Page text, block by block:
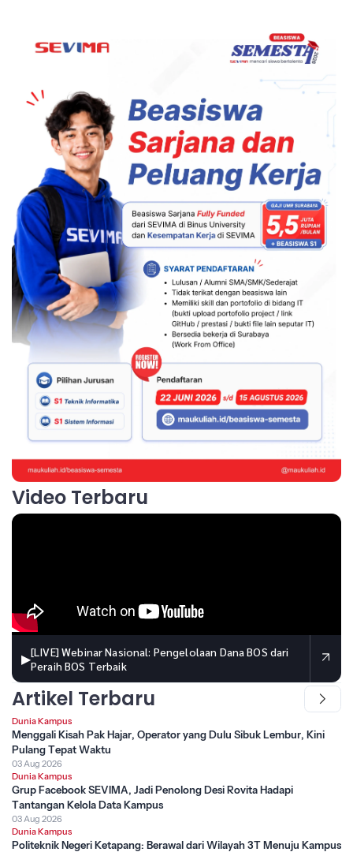
Video Terbaru
▶[LIVE] Webinar Nasional: Pengelolaan Dana BOS dari
Peraih BOS Terbaik
Artikel Terbaru
Dunia Kampus
Menggali Kisah Pak Hajar, Operator yang Dulu Sibuk Lembur, Kini
Pulang Tepat Waktu
03 Aug 2026
Dunia Kampus
Grup Facebook SEVIMA, Jadi Penolong Desi Rovita Hadapi
Tantangan Kelola Data Kampus
03 Aug 2026
Dunia Kampus
Politeknik Negeri Ketapang: Berawal dari Wilayah 3T Menuju Kampus